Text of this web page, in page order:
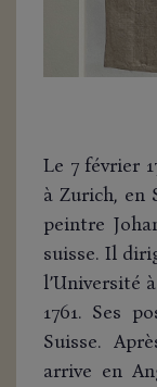
Le 7 février
à Zurich, en
peintre
suisse. Il
l’Université
1761. Ses
Suisse.
arrive en